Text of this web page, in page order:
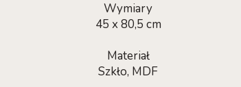
Wymiary
45 x 80,5 cm
Materiał
Szkło, MDF